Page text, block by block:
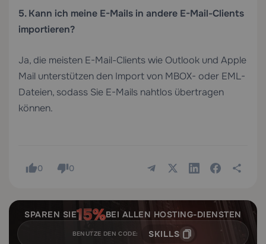
5. Kann ich meine E-Mails in andere E-Mail-Clients
importieren?
Ja, die meisten E-Mail-Clients wie Outlook und Apple
Mail unterstützen den Import von MBOX- oder EML-
Dateien, sodass Sie E-Mails nahtlos übertragen
können.
0 0
SPAREN SIE BEI ALLEN HOSTING-DIENSTEN
BENUTZE DEN CODE: SKILLS